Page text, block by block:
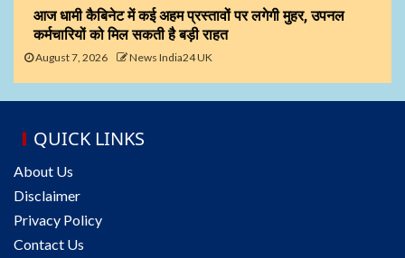
आज धामी कैबिनेट में कई अहम प्रस्तावों पर लगेगी मुहर, उपनल
कर्मचारियों को मिल सकती है बड़ी राहत
August 7, 2026 News India24 UK
QUICK LINKS
About Us
Disclaimer
Privacy Policy
Contact Us